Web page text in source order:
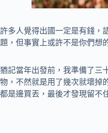
許多人覺得出國一定是有錢，
題，但事實上或許不是你們想
猶記當年出發前，我準備了三
物，不然就是用了幾次就壞掉
都是邊買丟，最後才發現留不